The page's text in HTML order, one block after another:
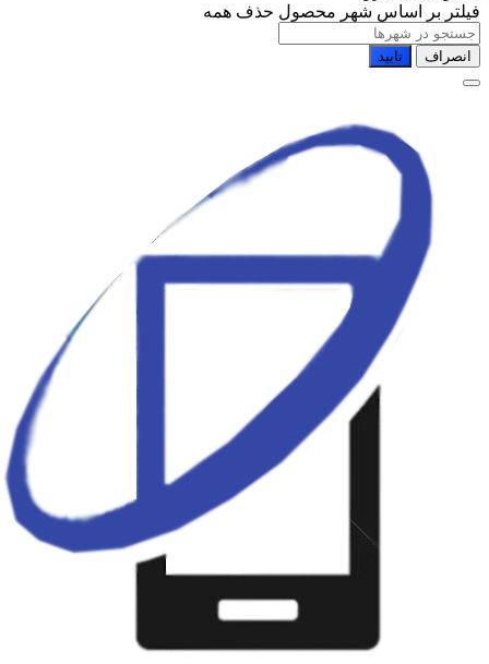
فیلتر بر اساس شهر محصول حذف همه
انصراف تایید